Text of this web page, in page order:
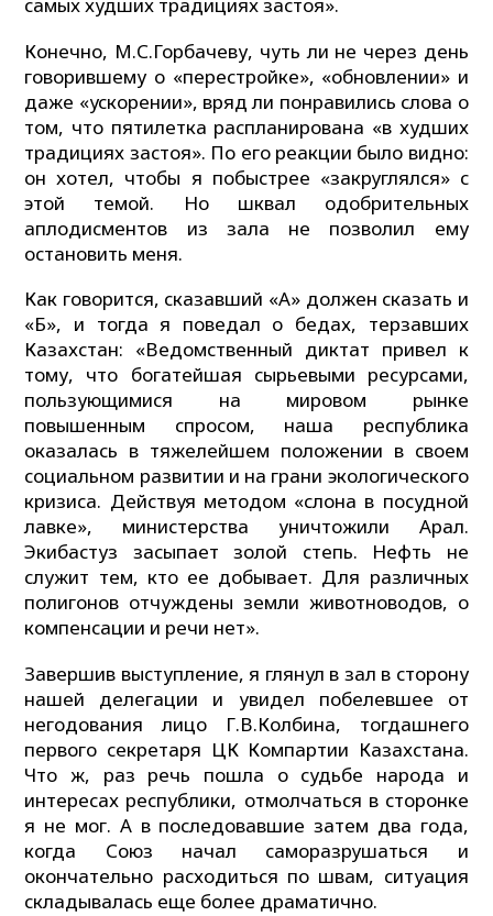
Конечно, М.С.Горбачеву, чуть ли не через день
говорившему о «перестройке», «обновлении» и
даже «ускорении», вряд ли понравились слова о
том, что пятилетка распланирована «в худших
традициях застоя». По его реакции было видно:
он хотел, чтобы я побыстрее «закруглялся» с
этой темой. Но шквал одобрительных
аплодисментов из зала не позволил ему
остановить меня.
Как говорится, сказавший «А» должен сказать и
«Б», и тогда я поведал о бедах, терзавших
Казахстан: «Ведомственный диктат привел к
тому, что богатейшая сырьевыми ресурсами,
пользующимися на мировом рынке
повышенным спросом, наша республика
оказалась в тяжелейшем положении в своем
социальном развитии и на грани экологического
кризиса. Действуя методом «слона в посудной
лавке», министерства уничтожили Арал.
Экибастуз засыпает золой степь. Нефть не
служит тем, кто ее добывает. Для различных
полигонов отчуждены земли животноводов, о
компенсации и речи нет».
Завершив выступление, я глянул в зал в сторону
нашей делегации и увидел побелевшее от
негодования лицо Г.В.Колбина, тогдашнего
первого секретаря ЦК Компартии Казахстана.
Что ж, раз речь пошла о судьбе народа и
интересах республики, отмолчаться в сторонке
я не мог. А в последовавшие затем два года,
когда Союз начал саморазрушаться и
окончательно расходиться по швам, ситуация
складывалась еще более драматично.